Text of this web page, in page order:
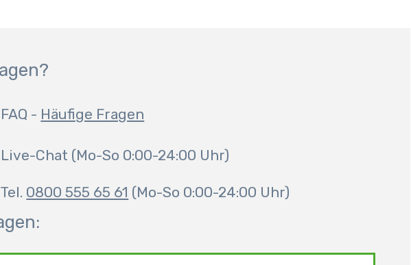
FAQ - Häufige Fragen
Live-Chat (Mo-So 0:00-24:00 Uhr)
0800 555 65 61 (Mo-So 0:00-24:00 Uhr)